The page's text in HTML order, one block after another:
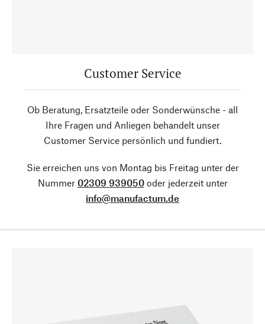
Customer Service
Ob Beratung, Ersatzteile oder Sonderwünsche - all
Ihre Fragen und Anliegen behandelt unser
Customer Service persönlich und fundiert.
Sie erreichen uns von Montag bis Freitag unter der
Nummer 02309 939050oder jederzeit unter
info@manufactum.de